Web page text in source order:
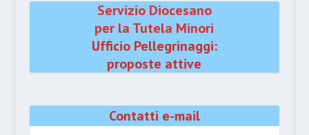
Servizio Diocesano
per la Tutela Minori
Ufficio Pellegrinaggi:
proposte attive
Contatti e-mail